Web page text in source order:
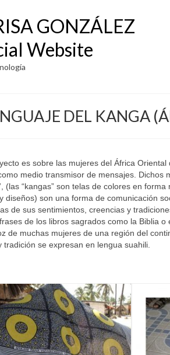
GONZÁLEZ
Website
DEL KANGA
es sobre las mujeres del África
medio transmisor de mensajes. Dichos
(las “kangas” son telas de colores en
diseños) son una forma de comunicación
de sus sentimientos, creencias y
de los libros sagrados como la Biblia o
de muchas mujeres de una región del
tradición se expresan en lengua suahili.